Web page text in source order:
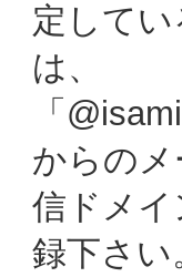
定して
は、
「
からの
信ドメ
録下さい